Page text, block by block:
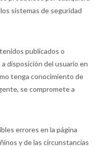
sistemas de seguridad
publicados o
disposición del usuario en
tenga conocimiento de
se compromete a
errores en la página
y de las circunstancias